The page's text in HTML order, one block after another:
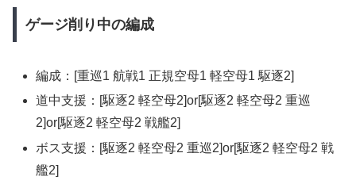
ゲージ削り中の編成
編成：[重巡1 航戦1 正規空母1 軽空母1 駆逐2]
道中支援：[駆逐2 軽空母2]or[駆逐2 軽空母2 重巡
2]or[駆逐2 軽空母2 戦艦2]
ボス支援：[駆逐2 軽空母2 重巡2]or[駆逐2 軽空母2 戦
艦2]